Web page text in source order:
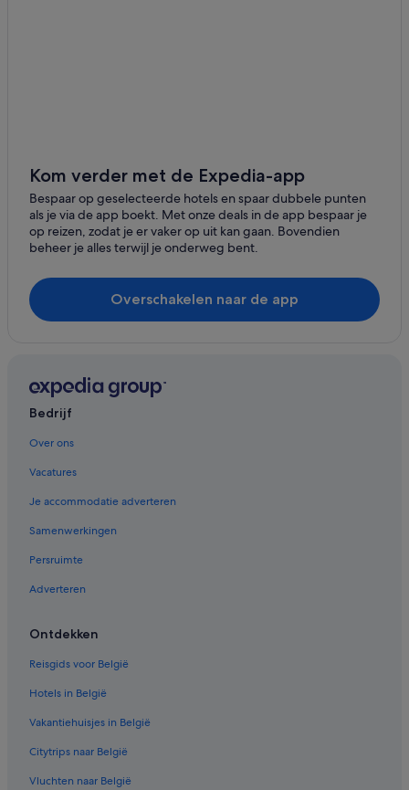
Lodges in Tulum
Hotels met 3 sterren in Akumal
All-Inclusive in Tulum
Hotels in Tulum
Hotels met 5 sterren in Playa del Carmen
Hotels met 5 sterren in Cancún
Kom verder met de Expedia-app
Bespaar op geselecteerde hotels en spaar dubbele punten
als je via de app boekt. Met onze deals in de app bespaar je
op reizen, zodat je er vaker op uit kan gaan. Bovendien
beheer je alles terwijl je onderweg bent.
Overschakelen naar de app
Bedrijf
Over ons
Vacatures
Je accommodatie adverteren
Samenwerkingen
Persruimte
Adverteren
Ontdekken
Reisgids voor België
Hotels in België
Vakantiehuisjes in België
Citytrips naar België
Vluchten naar België